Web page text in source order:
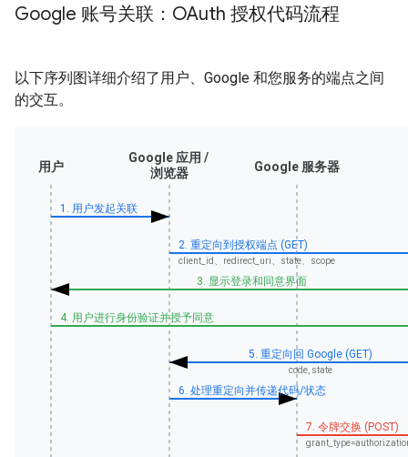
Google 账号关联：OAuth 授权代码流程
以下序列图详细介绍了用户、Google 和您服务的端点之间
的交互。
用户
Google 应用 /
浏览器 Google 服务器
1. 用户发起关联
2. 重定向到授权端点 (GET)
client_id、redirect_uri、state、scope
3. 显示登录和同意界面
4. 用户进行身份验证并授予同意
5. 重定向回 Google (GET)
code, state
6. 处理重定向并传递代码/状态
7. 令牌交换 (POST)